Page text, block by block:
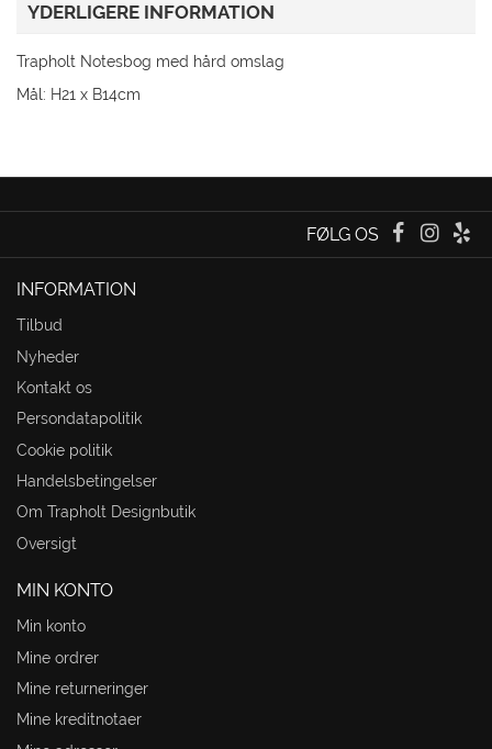
YDERLIGERE INFORMATION
Trapholt Notesbog med hård omslag
Mål: H21 x B14cm
FØLG OS
INFORMATION
Tilbud
Nyheder
Kontakt os
Persondatapolitik
Cookie politik
Handelsbetingelser
Om Trapholt Designbutik
Oversigt
MIN KONTO
Min konto
Mine ordrer
Mine returneringer
Mine kreditnotaer